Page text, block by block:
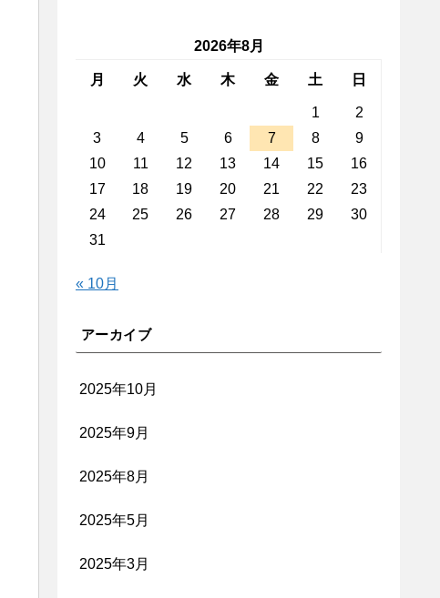
2026年8月
月 火 水 木 金 土 日
1
2
3
4 5 6 7 8
9
10
11 12 13 14 15
16
17
18 19 20 21 22
23
24
25 26 27 28 29
30
31
« 10月
アーカイブ
2025年10月
2025年9月
2025年8月
2025年5月
2025年3月